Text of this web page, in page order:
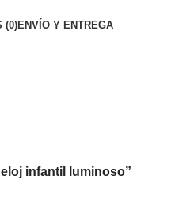
(0)ENVÍO Y ENTREGA
infantil luminoso”